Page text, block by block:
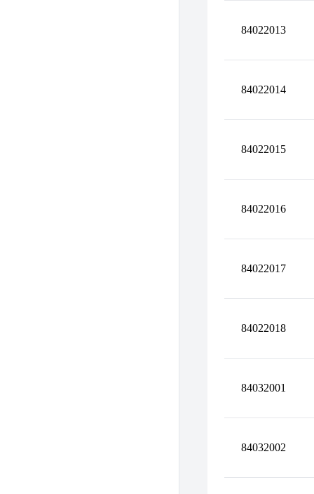
84022013
84022014
84022015
84022016
84022017
84022018
84032001
84032002